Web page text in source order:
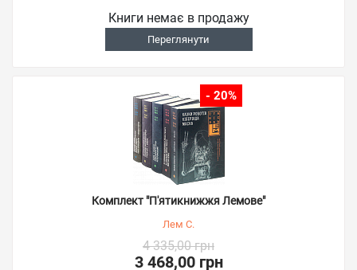
Книги немає в продажу
Переглянути
- 20%
Комплект "П'ятикнижжя Лемове"
Лем С.
4 335,00 грн
3 468,00 грн